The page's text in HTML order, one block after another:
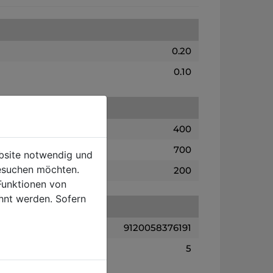
0.20
0.10
400
700
200
9120058376191
5
notwendig und
möchten.
von
werden. Sofern